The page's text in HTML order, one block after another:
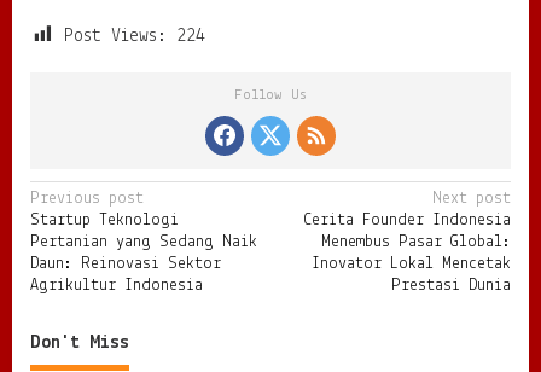
Post Views: 224
Follow Us
P
o
s
t
n
Previous post
Startup Teknologi
Pertanian yang Sedang Naik
Daun: Reinovasi Sektor
Agrikultur Indonesia
Next post
Cerita Founder Indonesia
Menembus Pasar Global:
Inovator Lokal Mencetak
Prestasi Dunia
Don't Miss